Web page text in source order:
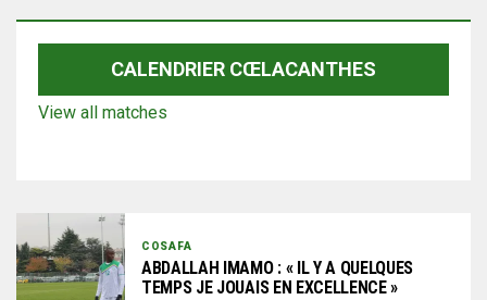
CALENDRIER CŒLACANTHES
View all matches
COSAFA
ABDALLAH IMAMO : « IL Y A QUELQUES
TEMPS JE JOUAIS EN EXCELLENCE »